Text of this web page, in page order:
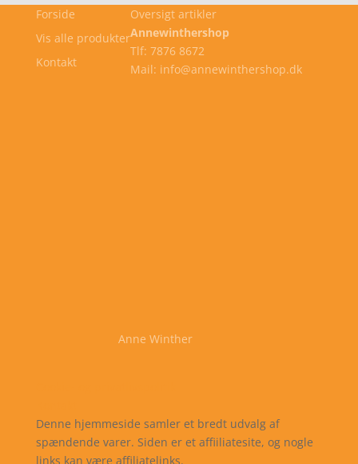
Forside
Vis alle produkter
Kontakt
Oversigt artikler
Annewinthershop
Tlf: 7876 8672
Mail: info@annewinthershop.dk
Anne Winther
Denne hjemmeside samler et bredt udvalg af
spændende varer. Siden er et affiiliatesite, og nogle
links kan være affiliatelinks.